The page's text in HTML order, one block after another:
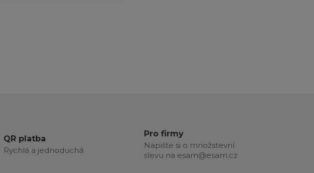
QR platba
Rychlá a jednoduchá
Pro firmy
Napište si o množstevní
slevu na esam@esam.cz